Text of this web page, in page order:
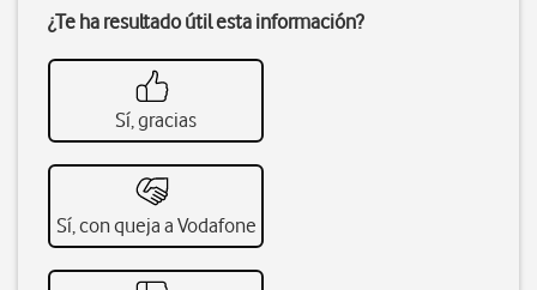
¿Te ha resultado útil esta información?
Sí, gracias
Sí, con queja a Vodafone